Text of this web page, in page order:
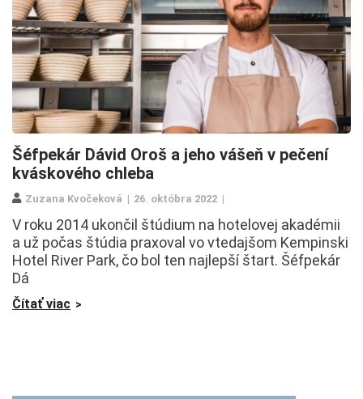
Šéfpekár Dávid Oroš a jeho vášeň v pečení
kváskového chleba
Zuzana Kvočeková 26. októbra 2022
V roku 2014 ukončil štúdium na hotelovej akadémii
a už počas štúdia praxoval vo vtedajšom Kempinski
Hotel River Park, čo bol ten najlepší štart. Šéfpekár
Dá
Čítať viac